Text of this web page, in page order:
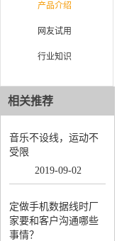
产品介绍
网友试用
行业知识
相关推荐
音乐不设线，运动不
受限
2019-09-02
定做手机数据线时厂
家要和客户沟通哪些
事情？